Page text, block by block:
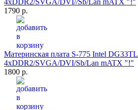
1790 р.
Материнская плата S-775 Intel DG33TL
4xDDR2/SVGA/DVI/Sb/Lan mATX "!"
1800 р.